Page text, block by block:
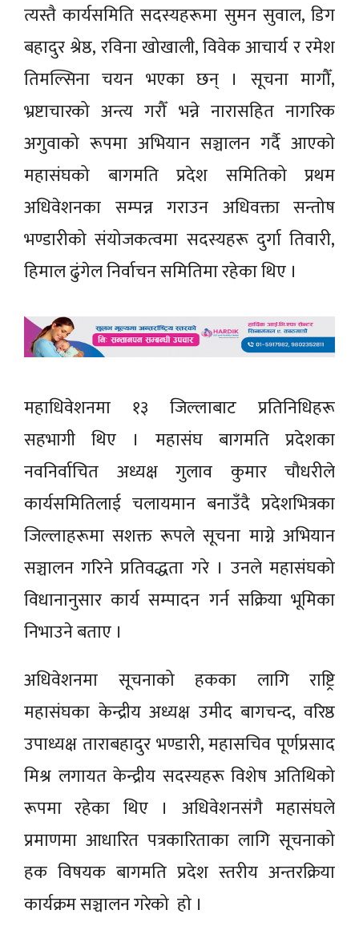
त्यस्तै कार्यसमिति सदस्यहरूमा सुमन सुवाल, डिग
बहादुर श्रेष्ठ, रविना खोखाली, विवेक आचार्य र रमेश
तिमल्सिना चयन भएका छन् । सूचना मागौँ,
भ्रष्टाचारको अन्त्य गरौँ भन्ने नारासहित नागरिक
अगुवाको रूपमा अभियान सञ्चालन गर्दै आएको
महासंघको बागमति प्रदेश समितिको प्रथम
अधिवेशनका सम्पन्न गराउन अधिवक्ता सन्तोष
भण्डारीको संयोजकत्वमा सदस्यहरू दुर्गा तिवारी,
हिमाल ढुंगेल निर्वाचन समितिमा रहेका थिए ।
महाधिवेशनमा १३ जिल्लाबाट प्रतिनिधिहरू
सहभागी थिए । महासंघ बागमति प्रदेशका
नवनिर्वाचित अध्यक्ष गुलाव कुमार चौधरीले
कार्यसमितिलाई चलायमान बनाउँदै प्रदेशभित्रका
जिल्लाहरूमा सशक्त रूपले सूचना माग्ने अभियान
सञ्चालन गरिने प्रतिवद्धता गरे । उनले महासंघको
विधानानुसार कार्य सम्पादन गर्न सक्रिया भूमिका
निभाउने बताए ।
अधिवेशनमा सूचनाको हकका लागि राष्ट्रि
महासंघका केन्द्रीय अध्यक्ष उमीद बागचन्द, वरिष्ठ
उपाध्यक्ष ताराबहादुर भण्डारी, महासचिव पूर्णप्रसाद
मिश्र लगायत केन्द्रीय सदस्यहरू विशेष अतिथिको
रूपमा रहेका थिए । अधिवेशनसंगै महासंघले
प्रमाणमा आधारित पत्रकारिताका लागि सूचनाको
हक विषयक बागमति प्रदेश स्तरीय अन्तरक्रिया
कार्यक्रम सञ्चालन गरेको हाे ।